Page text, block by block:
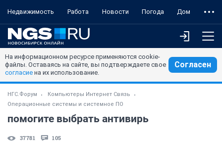
Недвижимость Работа Новости Погода Дом
На информационном ресурсе применяются cookie-
файлы. Оставаясь на сайте, вы подтверждаете свое
согласие на их использование.
Согласен
НГС.Форум
Компьютеры Интернет Связь
Операционные системы и системное ПО
помогите выбрать антивирь
37781 105